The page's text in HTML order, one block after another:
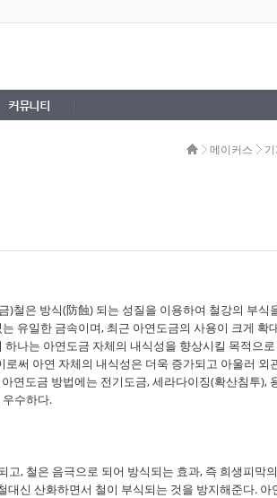
커뮤니티
메이커스
)철은 방식(防蝕) 되는 성질을 이용하여 철강의 부식
유일한 금속이며, 최근 아연도금의 사용이 크게 확
나는 아연도금 자체의 내식성을 향상시킬 목적으로
써 아연 자체의 내식성은 더욱 증가되고 아울러 외
연도금 방법에는 전기도금, 세라다이징(확산침투),
수하다.
, 철은 음극으로 되어 방식되는 효과, 즉 희생피막
신 산화하면서 철이 부식되는 것을 방지해준다. 아